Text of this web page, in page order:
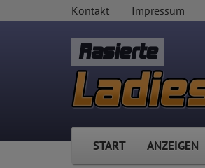
Kontakt Impressum
Rasierte
START ANZEIGEN